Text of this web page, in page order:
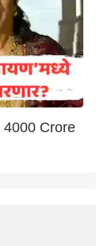
4000 Crore